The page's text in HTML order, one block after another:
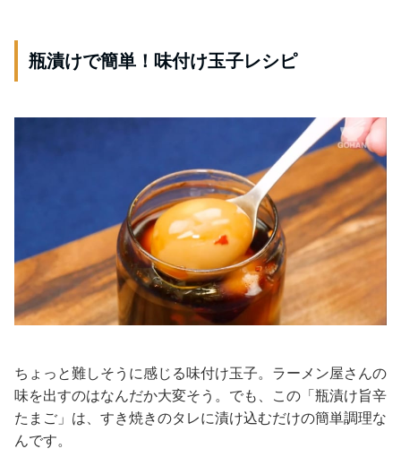
瓶漬けで簡単！味付け玉子レシピ
ちょっと難しそうに感じる味付け玉子。ラーメン屋さんの
味を出すのはなんだか大変そう。でも、この「瓶漬け旨辛
たまご」は、すき焼きのタレに漬け込むだけの簡単調理な
んです。